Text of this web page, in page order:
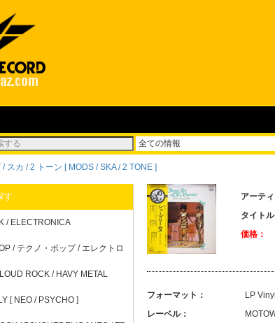
/ スカ / 2 トーン [ MODS / SKA / 2 TONE ]
す
/ ELECTRONICA
/ テクノ・ポップ / エレクトロ
ROCK / HAVY METAL
[ NEO / PSYCHO ]
アーティ
タイトル
価格：
フォーマット：
LP
レーベル：